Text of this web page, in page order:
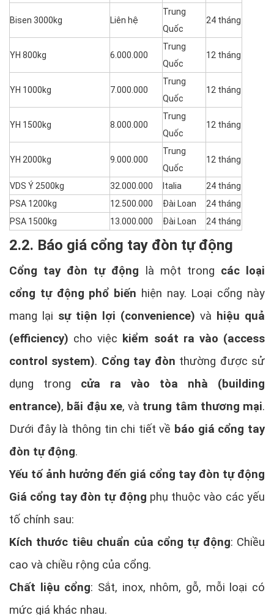
Bisen 3000kg Liên hệ
Trung
Quốc
24 tháng
YH 800kg 6.000.000
Trung
Quốc
12 tháng
YH 1000kg 7.000.000
Trung
Quốc
12 tháng
YH 1500kg 8.000.000
Trung
Quốc
12 tháng
YH 2000kg 9.000.000
Trung
Quốc
12 tháng
VDS Ý 2500kg 32.000.000 Italia
24 tháng
PSA 1200kg
12.500.000 Đài Loan
24 tháng
PSA 1500kg
13.000.000 Đài Loan 24 tháng
2.2. Báo giá cổng tay đòn tự động
Cổng tay đòn tự động là một trong các loại
cổng tự động phổ biến hiện nay. Loại cổng này
mang lại sự tiện lợi (convenience) và hiệu quả
(efficiency) cho việc kiểm soát ra vào (access
control system). Cổng tay đòn thường được sử
dụng trong cửa ra vào tòa nhà (building
entrance), bãi đậu xe, và trung tâm thương mại.
Dưới đây là thông tin chi tiết về báo giá cổng tay
đòn tự động.
Yếu tố ảnh hưởng đến giá cổng tay đòn tự động
Giá cổng tay đòn tự động phụ thuộc vào các yếu
tố chính sau:
Kích thước tiêu chuẩn của cổng tự động: Chiều
cao và chiều rộng của cổng.
Chất liệu cổng: Sắt, inox, nhôm, gỗ, mỗi loại có
mức giá khác nhau.